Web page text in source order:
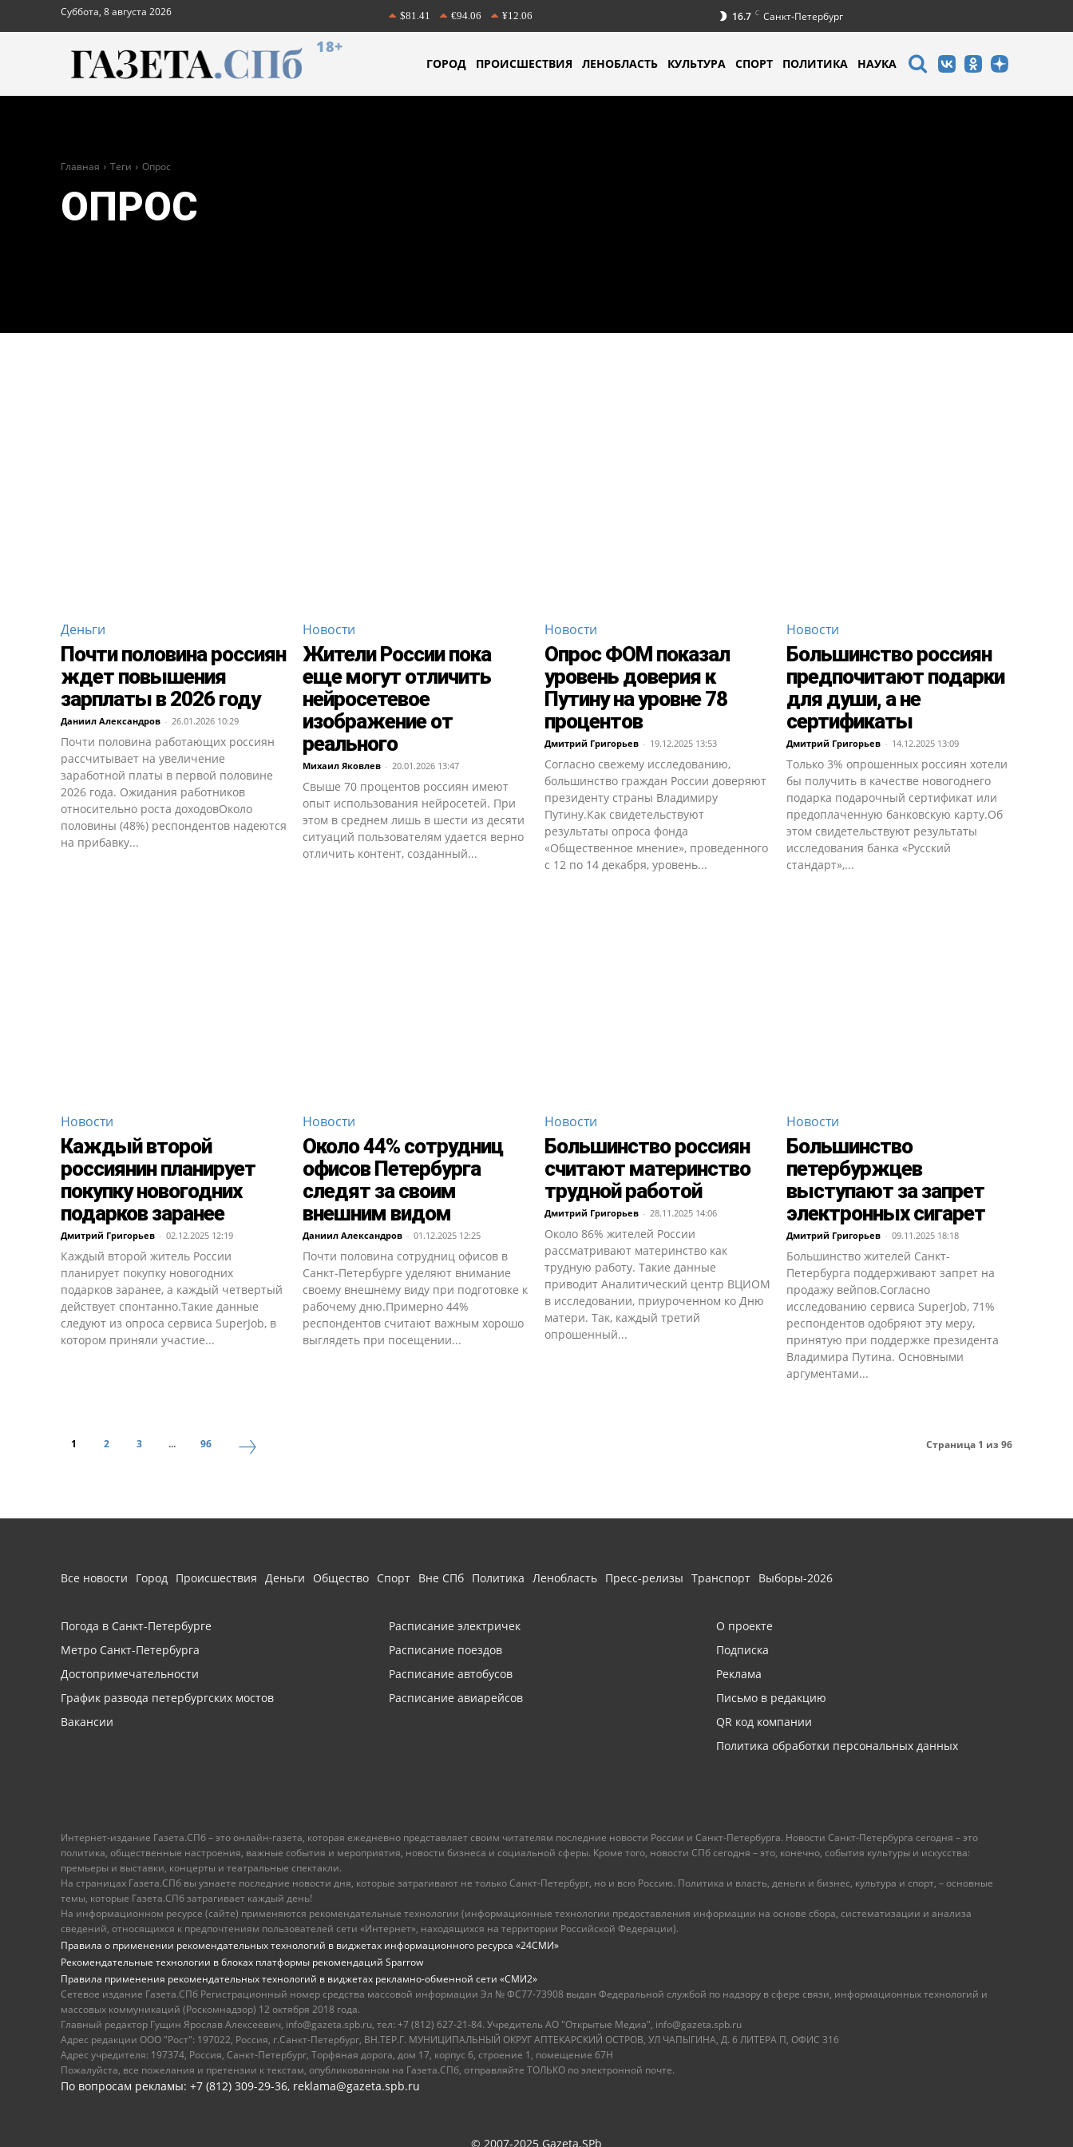
Суббота, 8 августа 2026 $81.41 €94.06 ¥12.06 16.7 C Санкт-Петербург
18+
ГОРОД ПРОИСШЕСТВИЯ ЛЕНОБЛАСТЬ КУЛЬТУРА СПОРТ ПОЛИТИКА НАУКА
Главная Теги Опрос
ОПРОС
Деньги
Почти половина россиян
ждет повышения
зарплаты в 2026 году
Даниил Александров - 26.01.2026 10:29
Почти половина работающих россиян
рассчитывает на увеличение
заработной платы в первой половине
2026 года. Ожидания работников
относительно роста доходовОколо
половины (48%) респондентов надеются
на прибавку...
Новости
Жители России пока
еще могут отличить
нейросетевое
изображение от
реального
Михаил Яковлев - 20.01.2026 13:47
Свыше 70 процентов россиян имеют
опыт использования нейросетей. При
этом в среднем лишь в шести из десяти
ситуаций пользователям удается верно
отличить контент, созданный...
Новости
Опрос ФОМ показал
уровень доверия к
Путину на уровне 78
процентов
Дмитрий Григорьев - 19.12.2025 13:53
Согласно свежему исследованию,
большинство граждан России доверяют
президенту страны Владимиру
Путину.Как свидетельствуют
результаты опроса фонда
«Общественное мнение», проведенного
с 12 по 14 декабря, уровень...
Новости
Большинство россиян
предпочитают подарки
для души, а не
сертификаты
Дмитрий Григорьев - 14.12.2025 13:09
Только 3% опрошенных россиян хотели
бы получить в качестве новогоднего
подарка подарочный сертификат или
предоплаченную банковскую карту.Об
этом свидетельствуют результаты
исследования банка «Русский
стандарт»,...
Новости
Каждый второй
россиянин планирует
покупку новогодних
подарков заранее
Дмитрий Григорьев - 02.12.2025 12:19
Каждый второй житель России
планирует покупку новогодних
подарков заранее, а каждый четвертый
действует спонтанно.Такие данные
следуют из опроса сервиса SuperJob, в
котором приняли участие...
Новости
Около 44% сотрудниц
офисов Петербурга
следят за своим
внешним видом
Даниил Александров - 01.12.2025 12:25
Почти половина сотрудниц офисов в
Санкт-Петербурге уделяют внимание
своему внешнему виду при подготовке к
рабочему дню.Примерно 44%
респондентов считают важным хорошо
выглядеть при посещении...
Новости
Большинство россиян
считают материнство
трудной работой
Дмитрий Григорьев - 28.11.2025 14:06
Около 86% жителей России
рассматривают материнство как
трудную работу. Такие данные
приводит Аналитический центр ВЦИОМ
в исследовании, приуроченном ко Дню
матери. Так, каждый третий
опрошенный...
Новости
Большинство
петербуржцев
выступают за запрет
электронных сигарет
Дмитрий Григорьев - 09.11.2025 18:18
Большинство жителей Санкт-
Петербурга поддерживают запрет на
продажу вейпов.Согласно
исследованию сервиса SuperJob, 71%
респондентов одобряют эту меру,
принятую при поддержке президента
Владимира Путина. Основными
аргументами...
1 2 3 ... 96 Страница 1 из 96
Все новости Город Происшествия Деньги Общество Спорт Вне СПб Политика Ленобласть Пресс-релизы Транспорт Выборы-2026
Погода в Санкт-Петербурге
Метро Санкт-Петербурга
Достопримечательности
График развода петербургских мостов
Вакансии
Расписание электричек
Расписание поездов
Расписание автобусов
Расписание авиарейсов
О проекте
Подписка
Реклама
Письмо в редакцию
QR код компании
Политика обработки персональных данных
Интернет-издание Газета.СПб – это онлайн-газета, которая ежедневно представляет своим читателям последние новости России и Санкт-Петербурга. Новости Санкт-Петербурга сегодня – это
политика, общественные настроения, важные события и мероприятия, новости бизнеса и социальной сферы. Кроме того, новости СПб сегодня – это, конечно, события культуры и искусства:
премьеры и выставки, концерты и театральные спектакли.
На страницах Газета.СПб вы узнаете последние новости дня, которые затрагивают не только Санкт-Петербург, но и всю Россию. Политика и власть, деньги и бизнес, культура и спорт, – основные
темы, которые Газета.СПб затрагивает каждый день!
На информационном ресурсе (сайте) применяются рекомендательные технологии (информационные технологии предоставления информации на основе сбора, систематизации и анализа
сведений, относящихся к предпочтениям пользователей сети «Интернет», находящихся на территории Российской Федерации).
Правила о применении рекомендательных технологий в виджетах информационного ресурса «24СМИ»
Рекомендательные технологии в блоках платформы рекомендаций Sparrow
Правила применения рекомендательных технологий в виджетах рекламно-обменной сети «СМИ2»
Сетевое издание Газета.СПб Регистрационный номер средства массовой информации Эл № ФС77-73908 выдан Федеральной службой по надзору в сфере связи, информационных технологий и
массовых коммуникаций (Роскомнадзор) 12 октября 2018 года.
Главный редактор Гущин Ярослав Алексеевич, info@gazeta.spb.ru, тел: +7 (812) 627-21-84. Учредитель АО "Открытые Медиа", info@gazeta.spb.ru
Адрес редакции ООО "Рост": 197022, Россия, г.Санкт-Петербург, ВН.ТЕР.Г. МУНИЦИПАЛЬНЫЙ ОКРУГ АПТЕКАРСКИЙ ОСТРОВ, УЛ ЧАПЫГИНА, Д. 6 ЛИТЕРА П, ОФИС 316
Адрес учредителя: 197374, Россия, Санкт-Петербург, Торфяная дорога, дом 17, корпус 6, строение 1, помещение 67Н
Пожалуйста, все пожелания и претензии к текстам, опубликованном на Газета.СПб, отправляйте ТОЛЬКО по электронной почте.
По вопросам рекламы: +7 (812) 309-29-36, reklama@gazeta.spb.ru
© 2007-2025 Gazeta.SPb